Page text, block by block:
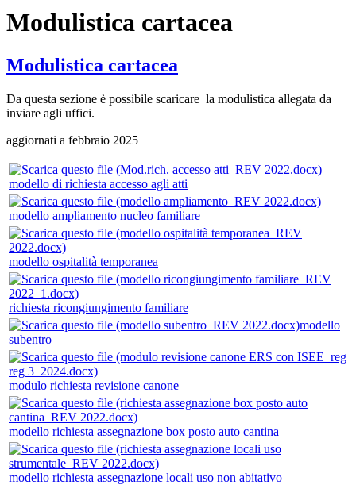
Modulistica cartacea
Modulistica cartacea
Da questa sezione è possibile scaricare la modulistica allegata da
inviare agli uffici.
aggiornati a febbraio 2025
modello di richiesta accesso agli atti
modello ampliamento nucleo familiare
modello ospitalità temporanea
richiesta ricongiungimento familiare
modello
subentro
modulo richiesta revisione canone
modello richiesta assegnazione box posto auto cantina
modello richiesta assegnazione locali uso non abitativo